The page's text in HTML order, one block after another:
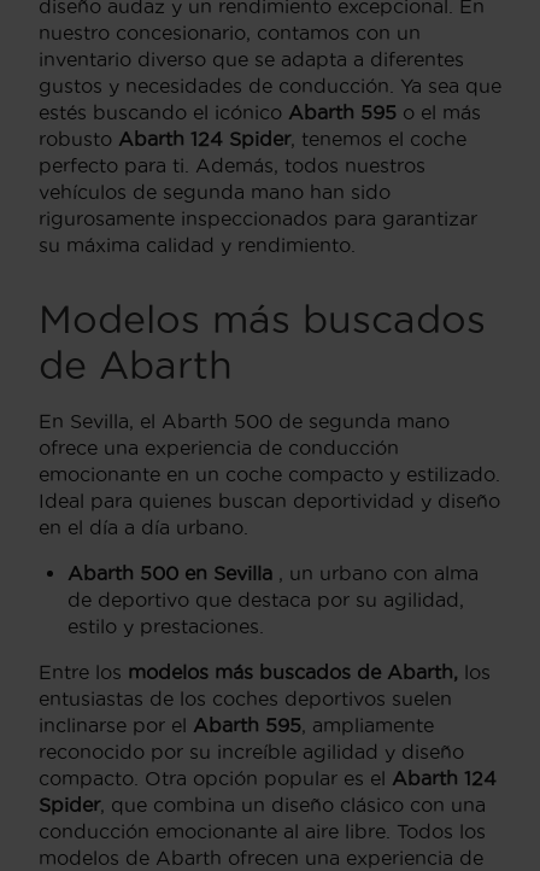
diseño audaz y un rendimiento excepcional. En
nuestro concesionario, contamos con un
inventario diverso que se adapta a diferentes
gustos y necesidades de conducción. Ya sea que
estés buscando el icónico Abarth 595 o el más
robusto Abarth 124 Spider, tenemos el coche
perfecto para ti. Además, todos nuestros
vehículos de segunda mano han sido
rigurosamente inspeccionados para garantizar
su máxima calidad y rendimiento.
Modelos más buscados
de Abarth
En Sevilla, el Abarth 500 de segunda mano
ofrece una experiencia de conducción
emocionante en un coche compacto y estilizado.
Ideal para quienes buscan deportividad y diseño
en el día a día urbano.
Abarth 500 en Sevilla , un urbano con alma
de deportivo que destaca por su agilidad,
estilo y prestaciones.
Entre los modelos más buscados de Abarth, los
entusiastas de los coches deportivos suelen
inclinarse por el Abarth 595, ampliamente
reconocido por su increíble agilidad y diseño
compacto. Otra opción popular es el Abarth 124
Spider, que combina un diseño clásico con una
conducción emocionante al aire libre. Todos los
modelos de Abarth ofrecen una experiencia de